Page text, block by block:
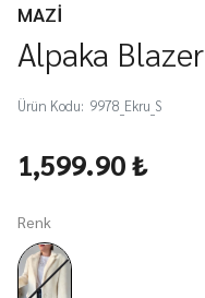
MAZİ
Alpaka Blazer
Ürün Kodu: 9978_Ekru_S
1,599.90 ₺
Renk